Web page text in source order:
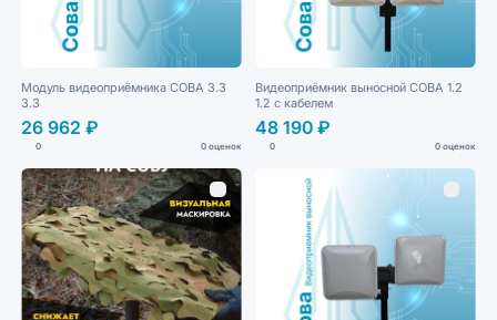
Модуль видеоприёмника СОВА 3.3
3.3
26 962 ₽
0 0 оценок
Видеоприёмник выносной СОВА 1.2
1.2 с кабелем
48 190 ₽
0 0 оценок